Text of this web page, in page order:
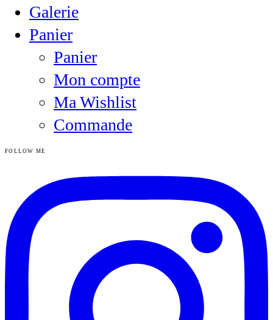
Galerie
Panier
Panier
Mon compte
Ma Wishlist
Commande
FOLLOW ME